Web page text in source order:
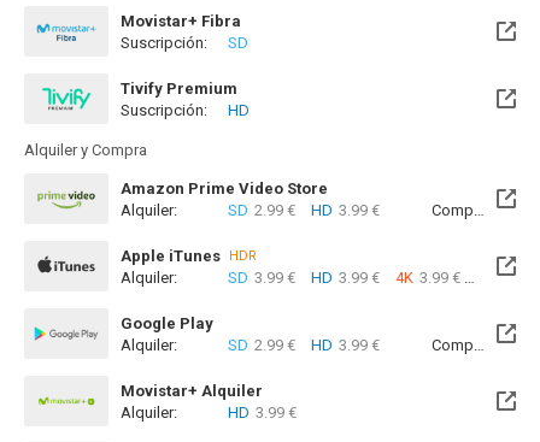
Movistar+ Fibra
Disponible hasta el Lun, 10 Ago 2026 (Quedan 4 días)
Suscripción: SD
Tivify Premium
Disponible hasta el Dom, 09 Ago 2026 (Quedan 4 días)
Suscripción: HD
Alquiler y Compra
Amazon Prime Video Store
Alquiler:
SD 2.99 € HD 3.99 € Compra: SD
Apple iTunes HDR
Alquiler: SD 3.99 € HD 3.99 € 4K 3.99 €
Google Play
Alquiler:
SD 2.99 € HD 3.99 € Compra: SD
Movistar+ Alquiler
Disponible hasta el Vie, 25 Jun 2027 (Quedan 10 meses)
Alquiler: HD 3.99 €